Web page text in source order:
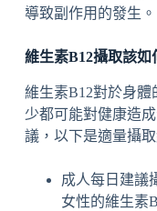
導致副作用的發生。
維生素B12攝取該
維生素B12對於身
少都可能對健康造
議，以下是適量攝
成人每日建議
女性的維生素